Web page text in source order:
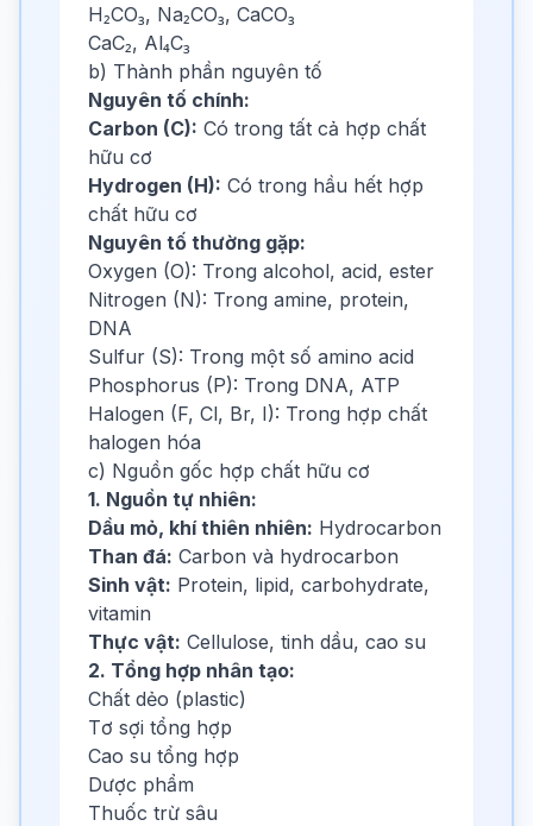
H₂CO₃, Na₂CO₃, CaCO₃
CaC₂, Al₄C₃
b) Thành phần nguyên tố
Nguyên tố chính:
Carbon (C): Có trong tất cả hợp chất
hữu cơ
Hydrogen (H): Có trong hầu hết hợp
chất hữu cơ
Nguyên tố thường gặp:
Oxygen (O): Trong alcohol, acid, ester
Nitrogen (N): Trong amine, protein,
DNA
Sulfur (S): Trong một số amino acid
Phosphorus (P): Trong DNA, ATP
Halogen (F, Cl, Br, I): Trong hợp chất
halogen hóa
c) Nguồn gốc hợp chất hữu cơ
1. Nguồn tự nhiên:
Dầu mỏ, khí thiên nhiên: Hydrocarbon
Than đá: Carbon và hydrocarbon
Sinh vật: Protein, lipid, carbohydrate,
vitamin
Thực vật: Cellulose, tinh dầu, cao su
2. Tổng hợp nhân tạo:
Chất dẻo (plastic)
Tơ sợi tổng hợp
Cao su tổng hợp
Dược phẩm
Thuốc trừ sâu